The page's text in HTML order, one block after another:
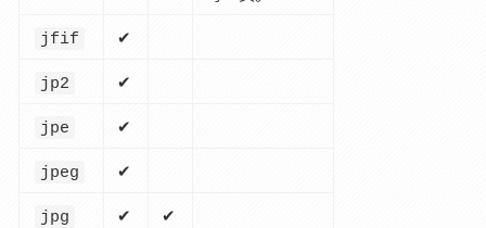
jfif ✔
jp2 ✔
jpe ✔
jpeg ✔
jpg ✔ ✔